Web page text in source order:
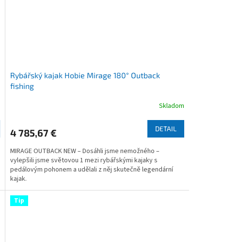
Rybářský kajak Hobie Mirage 180° Outback
fishing
je
z
5
hviezdičiek.
Skladom
4 785,67 € DETAIL
MIRAGE OUTBACK NEW – Dosáhli jsme nemožného –
vylepšili jsme světovou 1 mezi rybářskými kajaky s
pedálovým pohonem a udělali z něj skutečně legendární
kajak.
Tip